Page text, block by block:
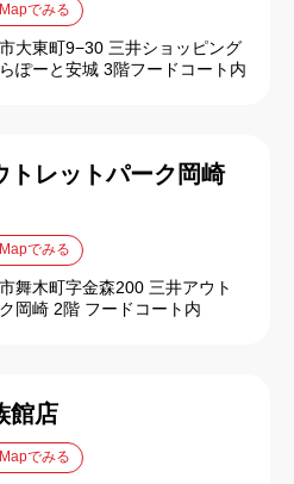
でみる
大東町9−30 三井ショッピング
ぽーと安城 3階フードコート内
トレットパーク岡崎
でみる
舞木町字金森200 三井アウト
岡崎 2階 フードコート内
館店
でみる